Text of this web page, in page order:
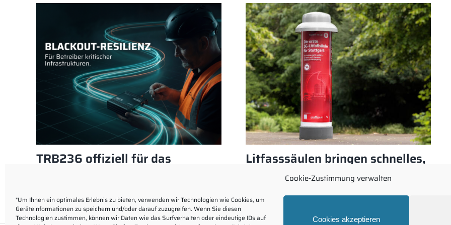
Cookie-Zustimmung verwalten
"Um Ihnen ein optimales Erlebnis zu bieten, verwenden wir Technologien wie Cookies, um
Geräteinformationen zu speichern und/oder darauf zuzugreifen. Wenn Sie diesen
Technologien zustimmen, können wir Daten wie das Surfverhalten oder eindeutige IDs auf
Cookies akzeptieren
TRB236 offiziell für das Litfasssäulen bringen schnelles,
mobiles Internet